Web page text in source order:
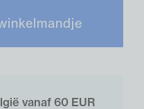
vanaf 60 EUR